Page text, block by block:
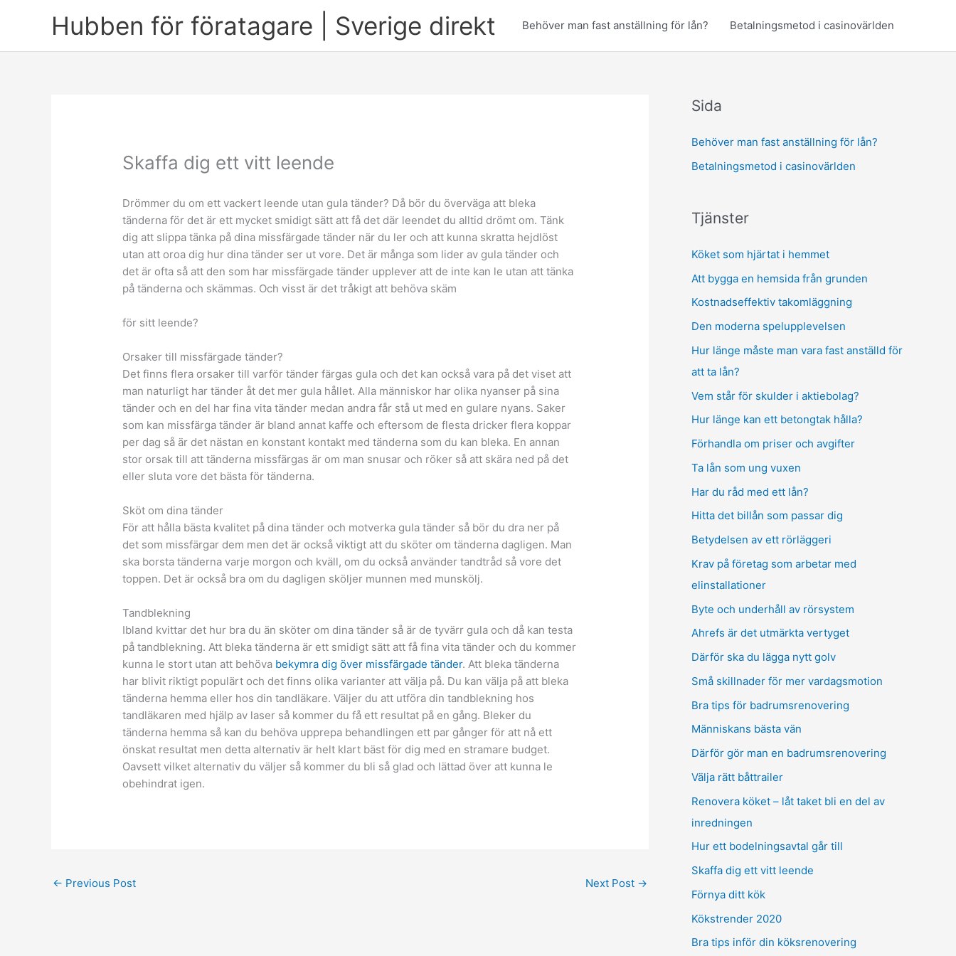
Hubben för föratagare | Sverige direkt Behöver man fast anställning för lån? Betalningsmetod i casinovärlden
Skaffa dig ett vitt leende
Drömmer du om ett vackert leende utan gula tänder? Då bör du överväga att bleka
tänderna för det är ett mycket smidigt sätt att få det där leendet du alltid drömt om. Tänk
dig att slippa tänka på dina missfärgade tänder när du ler och att kunna skratta hejdlöst
utan att oroa dig hur dina tänder ser ut vore. Det är många som lider av gula tänder och
det är ofta så att den som har missfärgade tänder upplever att de inte kan le utan att tänka
på tänderna och skämmas. Och visst är det tråkigt att behöva skäm
för sitt leende?
Orsaker till missfärgade tänder?
Det finns flera orsaker till varför tänder färgas gula och det kan också vara på det viset att
man naturligt har tänder åt det mer gula hållet. Alla människor har olika nyanser på sina
tänder och en del har fina vita tänder medan andra får stå ut med en gulare nyans. Saker
som kan missfärga tänder är bland annat kaffe och eftersom de flesta dricker flera koppar
per dag så är det nästan en konstant kontakt med tänderna som du kan bleka. En annan
stor orsak till att tänderna missfärgas är om man snusar och röker så att skära ned på det
eller sluta vore det bästa för tänderna.
Sköt om dina tänder
För att hålla bästa kvalitet på dina tänder och motverka gula tänder så bör du dra ner på
det som missfärgar dem men det är också viktigt att du sköter om tänderna dagligen. Man
ska borsta tänderna varje morgon och kväll, om du också använder tandtråd så vore det
toppen. Det är också bra om du dagligen sköljer munnen med munskölj.
Tandblekning
Ibland kvittar det hur bra du än sköter om dina tänder så är de tyvärr gula och då kan testa
på tandblekning. Att bleka tänderna är ett smidigt sätt att få fina vita tänder och du kommer
kunna le stort utan att behöva bekymra dig över missfärgade tänder. Att bleka tänderna
har blivit riktigt populärt och det finns olika varianter att välja på. Du kan välja på att bleka
tänderna hemma eller hos din tandläkare. Väljer du att utföra din tandblekning hos
tandläkaren med hjälp av laser så kommer du få ett resultat på en gång. Bleker du
tänderna hemma så kan du behöva upprepa behandlingen ett par gånger för att nå ett
önskat resultat men detta alternativ är helt klart bäst för dig med en stramare budget.
Oavsett vilket alternativ du väljer så kommer du bli så glad och lättad över att kunna le
obehindrat igen.
← Previous Post Next Post →
Sida
Behöver man fast anställning för lån?
Betalningsmetod i casinovärlden
Tjänster
Köket som hjärtat i hemmet
Att bygga en hemsida från grunden
Kostnadseffektiv takomläggning
Den moderna spelupplevelsen
Hur länge måste man vara fast anställd för
att ta lån?
Vem står för skulder i aktiebolag?
Hur länge kan ett betongtak hålla?
Förhandla om priser och avgifter
Ta lån som ung vuxen
Har du råd med ett lån?
Hitta det billån som passar dig
Betydelsen av ett rörläggeri
Krav på företag som arbetar med
elinstallationer
Byte och underhåll av rörsystem
Ahrefs är det utmärkta vertyget
Därför ska du lägga nytt golv
Små skillnader för mer vardagsmotion
Bra tips för badrumsrenovering
Människans bästa vän
Därför gör man en badrumsrenovering
Välja rätt båttrailer
Renovera köket – låt taket bli en del av
inredningen
Hur ett bodelningsavtal går till
Skaffa dig ett vitt leende
Förnya ditt kök
Kökstrender 2020
Bra tips inför din köksrenovering